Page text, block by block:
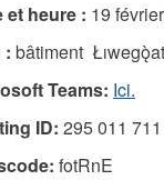
et heure : 19
: bâtiment
Teams: Ici.
ID: 295 011
fotRnE